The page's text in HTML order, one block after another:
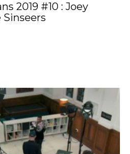
2019 #10 : Joey
Sinseers